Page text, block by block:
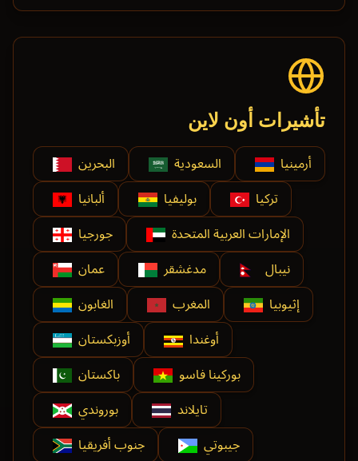
تأشيرات أون لاين
البحرين السعودية
أرمينيا
ألبانيا
بوليفيا
تركيا
جورجيا
الإمارات العربية المتحدة
عمان
مدغشقر
نيبال
الغابون
المغرب
إثيوبيا
أوزبكستان
أوغندا
باكستان
بوركينا فاسو
بوروندي
تايلاند
جنوب أفريقيا
جيبوتي